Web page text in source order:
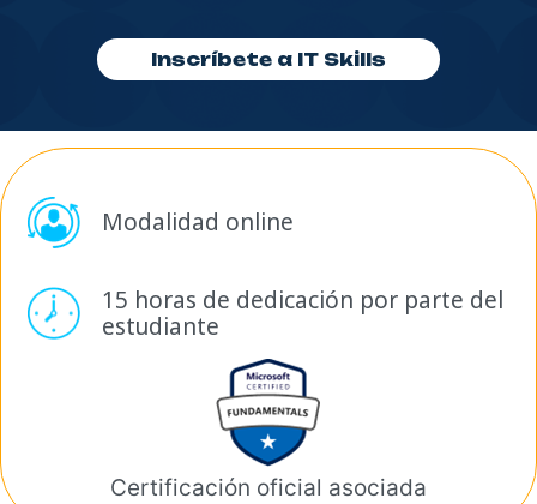
Inscríbete a IT Skills
Modalidad online
15 horas de dedicación por parte del
estudiante
Certificación oficial asociada